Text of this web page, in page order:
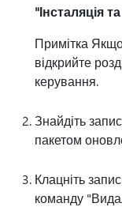
"Інсталяція
Примітка
відкрийте
керування.
Знайдіть
пакетом
Клацніть
команду